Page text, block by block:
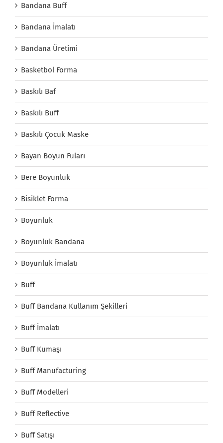
Bandana Buff
Bandana İmalatı
Bandana Üretimi
Basketbol Forma
Baskılı Baf
Baskılı Buff
Baskılı Çocuk Maske
Bayan Boyun Fuları
Bere Boyunluk
Bisiklet Forma
Boyunluk
Boyunluk Bandana
Boyunluk İmalatı
Buff
Buff Bandana Kullanım Şekilleri
Buff İmalatı
Buff Kumaşı
Buff Manufacturing
Buff Modelleri
Buff Reflective
Buff Satışı